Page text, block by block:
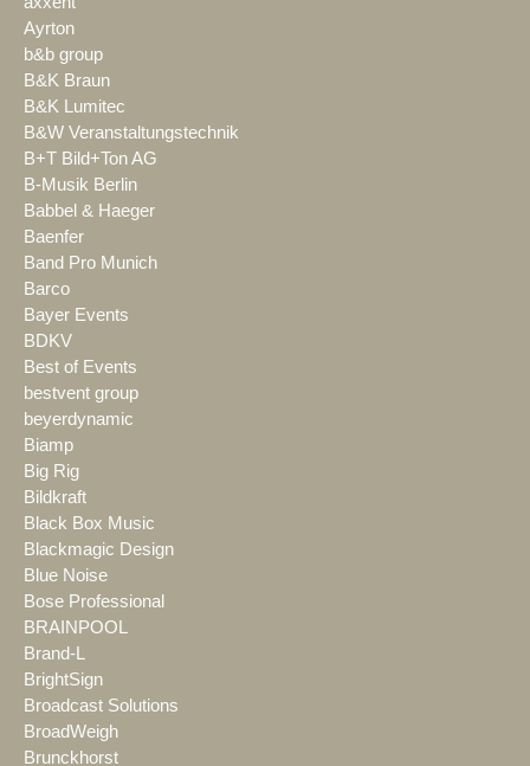
Ayrton
b&b group
B&K Braun
B&K Lumitec
B&W Veranstaltungstechnik
B+T Bild+Ton AG
B-Musik Berlin
Babbel & Haeger
Baenfer
Band Pro Munich
Barco
Bayer Events
BDKV
Best of Events
bestvent group
beyerdynamic
Biamp
Big Rig
Bildkraft
Black Box Music
Blackmagic Design
Blue Noise
Bose Professional
BRAINPOOL
Brand-L
BrightSign
Broadcast Solutions
BroadWeigh
Brunckhorst